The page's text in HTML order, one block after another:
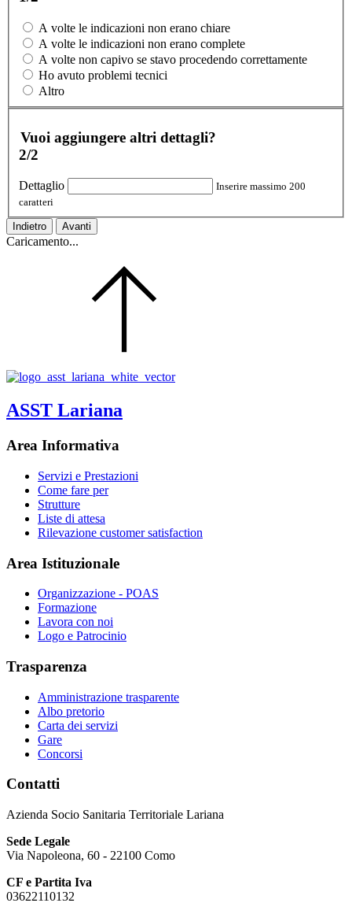
A volte le indicazioni non erano chiare
A volte le indicazioni non erano complete
A volte non capivo se stavo procedendo correttamente
Ho avuto problemi tecnici
Altro
Vuoi aggiungere altri dettagli?
2/2
Dettaglio
Inserire massimo 200
caratteri
Indietro Avanti
Caricamento...
ASST Lariana
Area Informativa
Servizi e Prestazioni
Come fare per
Strutture
Liste di attesa
Rilevazione customer satisfaction
Area Istituzionale
Organizzazione - POAS
Formazione
Lavora con noi
Logo e Patrocinio
Trasparenza
Amministrazione trasparente
Albo pretorio
Carta dei servizi
Gare
Concorsi
Contatti
Azienda Socio Sanitaria Territoriale Lariana
Sede Legale
Via Napoleona, 60 - 22100 Como
CF e Partita Iva
03622110132